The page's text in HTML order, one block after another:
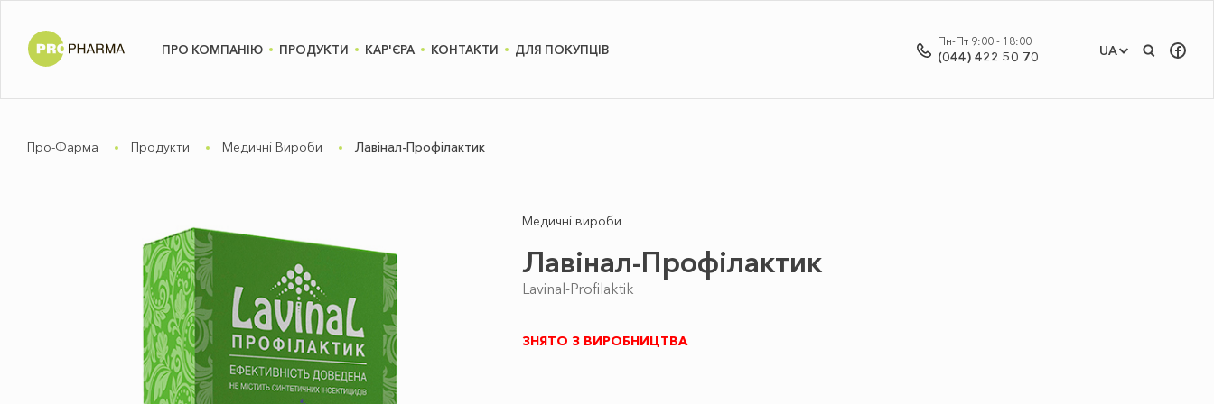
ПРО КОМПАНІЮ ПРОДУКТИ КАР'ЄРА КОНТАКТИ ДЛЯ ПОКУПЦІВ
Пн-Пт 9:00 - 18:00
(044) 422 50 70 UA
Про-Фарма Продукти Медичні Вироби Лавінал-Профілактик
Медичні вироби
Лавінал-Профілактик
Lavinal-Profilaktik
ЗНЯТО З ВИРОБНИЦТВА